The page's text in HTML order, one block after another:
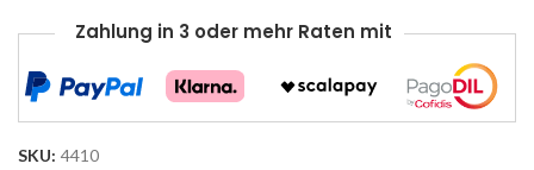
Zahlung in 3 oder mehr Raten mit
SKU: 4410